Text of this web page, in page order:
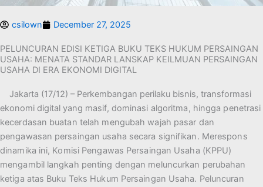
csilown December 27, 2025
PELUNCURAN EDISI KETIGA BUKU TEKS HUKUM PERSAINGAN
USAHA: MENATA STANDAR LANSKAP KEILMUAN PERSAINGAN
USAHA DI ERA EKONOMI DIGITAL
Jakarta (17/12) – Perkembangan perilaku bisnis, transformasi
ekonomi digital yang masif, dominasi algoritma, hingga penetrasi
kecerdasan buatan telah mengubah wajah pasar dan
pengawasan persaingan usaha secara signifikan. Merespons
dinamika ini, Komisi Pengawas Persaingan Usaha (KPPU)
mengambil langkah penting dengan meluncurkan perubahan
ketiga atas Buku Teks Hukum Persaingan Usaha. Peluncuran